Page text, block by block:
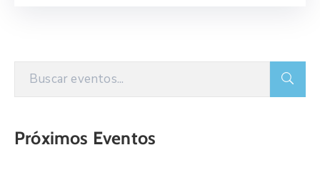
Próximos Eventos